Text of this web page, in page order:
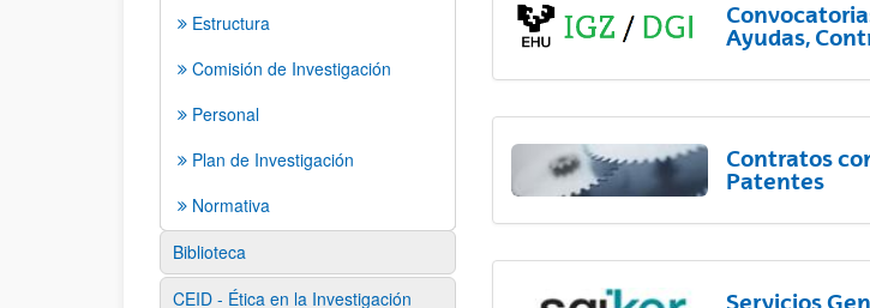
Estructura
Comisión de Investigación
Personal
Plan de Investigación
Normativa
Biblioteca
CEID - Ética en la Investigación
Ayudas,
Contratos
Patentes
Servicios